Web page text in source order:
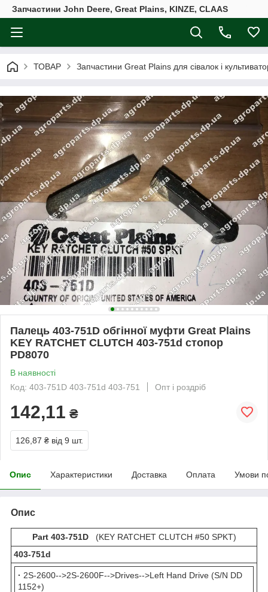
Запчастини John Deere, Great Plains, KINZE, CLAAS
ТОВАР Запчастини Great Plains для сівалок і
Палець 403-751D обгінної муфти Great Plains
KEY RATCHET CLUTCH 403-751d стопор
PD8070
В наявності
Код: 403-751D 403-751d 403-751
Опт і роздріб
142,11 ₴
126,87 ₴ від 9 шт.
Опис Характеристики Доставка Оплата Умови
Опис
Part 403-751D(KEY RATCHET CLUTCH #50 SPKT)
403-751d
· 2S-2600-->2S-2600F-->Drives-->Left Hand Drive (S/N DD
1152+)